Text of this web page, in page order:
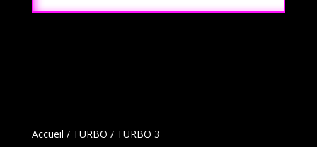
Accueil / TURBO / TURBO 3